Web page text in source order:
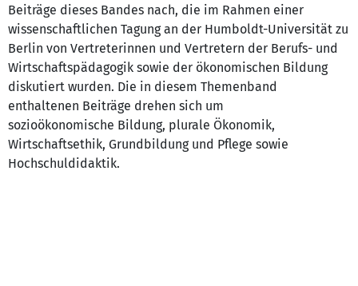
Beiträge dieses Bandes nach, die im Rahmen einer
wissenschaftlichen Tagung an der Humboldt-Universität zu
Berlin von Vertreterinnen und Vertretern der Berufs- und
Wirtschaftspädagogik sowie der ökonomischen Bildung
diskutiert wurden. Die in diesem Themenband
enthaltenen Beiträge drehen sich um
sozioökonomische Bildung, plurale Ökonomik,
Wirtschaftsethik, Grundbildung und Pflege sowie
Hochschuldidaktik.